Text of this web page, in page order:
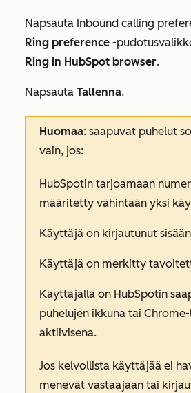
Napsauta Inbound calling
Ring preference -
Ring in HubSpot browser.
Napsauta Tallenna.
Huomaa: saapuvat puhelut
vain, jos:
HubSpotin tarjoamaan
määritetty vähintään yksi
Käyttäjä on kirjautunut
Käyttäjä on merkitty
Käyttäjällä on HubSpotin
puhelujen ikkuna tai
aktiivisena.
Jos kelvollista käyttäjää ei
menevät vastaajaan tai